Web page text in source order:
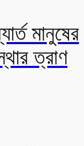
মানুষের
ত্রাণ